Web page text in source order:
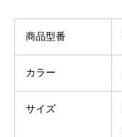
商品型番
カラー
サイズ